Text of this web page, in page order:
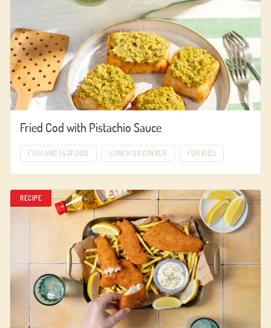
Fried Cod with Pistachio Sauce
FISH AND SEAFOOD LUNCH OR DINNER FOR KIDS
RECIPE